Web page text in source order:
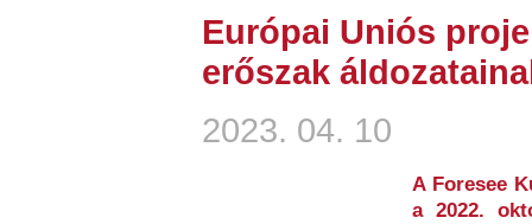
Európai Uniós
erőszak
2023. 04. 10
A Foresee
a 2022.